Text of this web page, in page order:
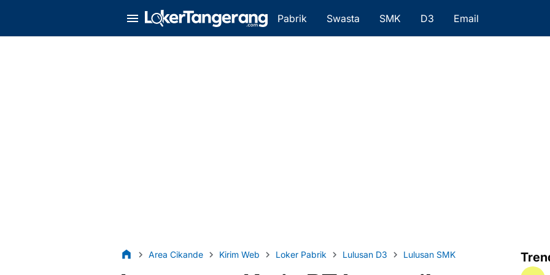
Pabrik Swasta SMK D3 Email
Area Cikande Kirim Web Loker Pabrik Lulusan D3 Lulusan SMK